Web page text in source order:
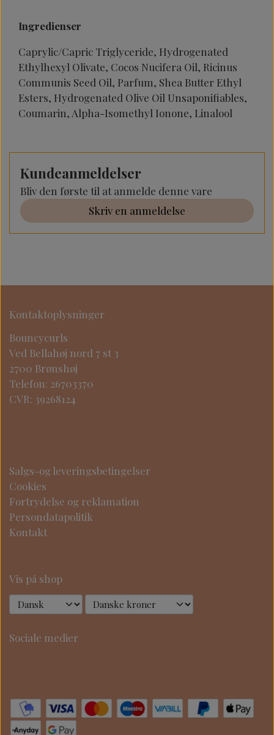
Ingredienser
Caprylic/Capric Triglyceride, Hydrogenated
Ethylhexyl Olivate, Cocos Nucifera Oil, Ricinus
Communis Seed Oil, Parfum, Shea Butter Ethyl
Esters, Hydrogenated Olive Oil Unsaponifiables,
Coumarin, Alpha-Isomethyl Ionone, Linalool
Kundeanmeldelser
Bliv den første til at anmelde denne vare
Skriv en anmeldelse
Kontaktoplysninger
Bouncycurls
Ved Bellahøj nord 7 st 3
2700 Brønshøj
Telefon: 26703370
CVR: 39268124
Salgs-og leveringsbetingelser
Cookies
Fortrydelse og reklamation
Persondatapolitik
Kontakt
Vis på shop
Sociale medier